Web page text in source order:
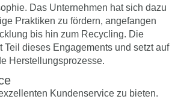
Das Unternehmen hat sich dazu
Praktiken zu fördern, angefangen
bis hin zum Recycling. Die
Teil dieses Engagements und setzt auf
Herstellungsprozesse.
Kundenservice zu bieten.